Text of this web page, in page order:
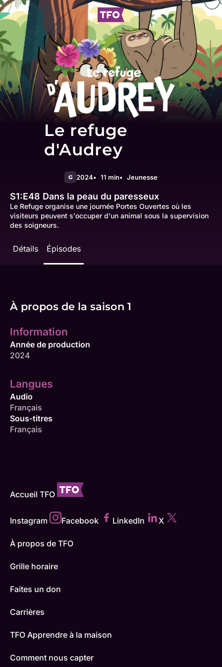
Le refuge
d'Audrey
G 2024 11 min Jeunesse
S1:E48 Dans la peau du paresseux
Le Refuge organise une journée Portes Ouvertes où les
visiteurs peuvent s'occuper d'un animal sous la supervision
des soigneurs.
Détails Épisodes
À propos de la saison 1
Information
Année de production
2024
Langues
Audio
Français
Sous-titres
Français
Accueil TFO
Instagram Facebook LinkedIn X
À propos de TFO
Grille horaire
Faites un don
Carrières
TFO Apprendre à la maison
Comment nous capter